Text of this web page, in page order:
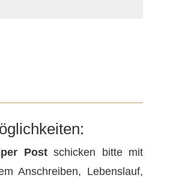
per Post schicken bitte mit
Anschreiben, Lebenslauf,